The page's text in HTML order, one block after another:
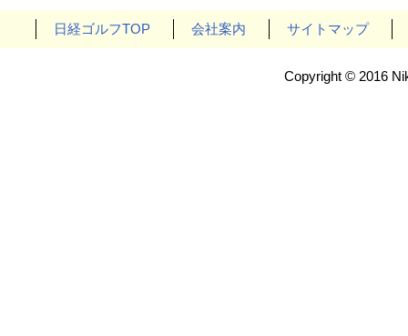
日経ゴルフTOP 会社案内 サイトマップ
Copyright © 2016